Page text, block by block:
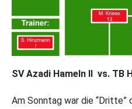
SV Azadi Hameln II vs. TB
Am Sonntag war die “Dritte”